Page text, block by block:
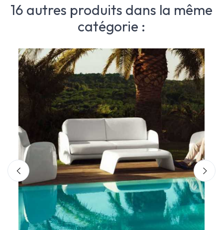
16 autres produits dans la même
catégorie :